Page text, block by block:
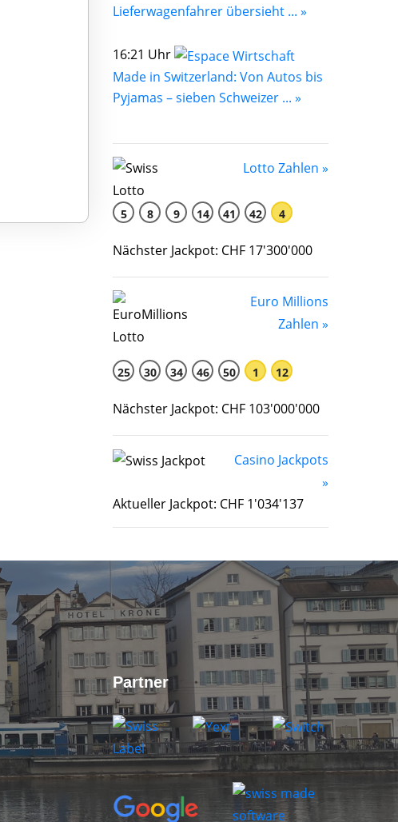
Lieferwagenfahrer übersieht ... »
16:21 Uhr
Made in Switzerland: Von Autos bis
Pyjamas – sieben Schweizer ... »
Lotto Zahlen »
5 8 9 14 41 42 4
Nächster Jackpot: CHF 17'300'000
Euro Millions
Zahlen »
25 30 34 46 50 1 12
Nächster Jackpot: CHF 103'000'000
Casino Jackpots
»
Aktueller Jackpot: CHF 1'034'137
Partner